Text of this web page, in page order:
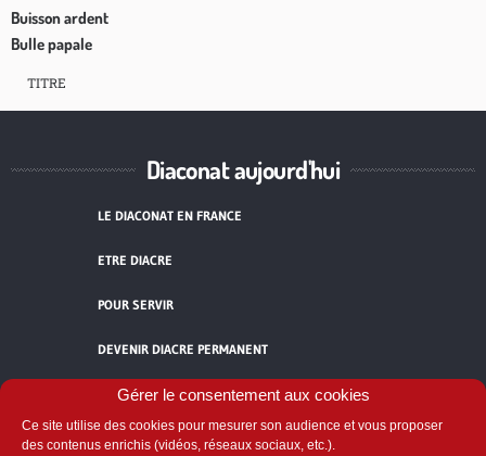
Gérer le consentement aux cookies
Ce site utilise des cookies pour mesurer son audience et vous proposer
des contenus enrichis (vidéos, réseaux sociaux, etc.).
Buisson ardent
Bulle papale
TITRE
Diaconat aujourd'hui
LE DIACONAT EN FRANCE
ETRE DIACRE
POUR SERVIR
DEVENIR DIACRE PERMANENT
TÉMOIGNAGES
ACCUEIL